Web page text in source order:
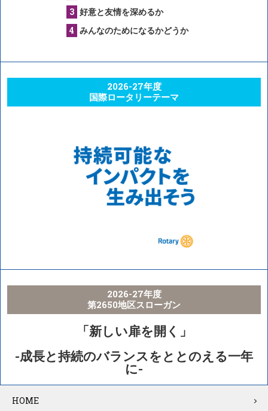
好意と友情を深めるか
みんなのためになるかどうか
2026-27年度
国際ロータリーテーマ
2026-27年度
第2650地区スローガン
「新しい扉を開く」
-成長と持続のバランスをととのえる一年
に-
HOME